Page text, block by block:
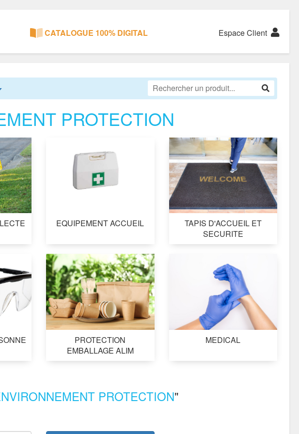
CATALOGUE 100% DIGITAL Espace Client
PROTECTION
EQUIPEMENT ACCUEIL
TAPIS D'ACCUEIL ET
SECURITE
PROTECTION
EMBALLAGE ALIM
MEDICAL
PROTECTION"